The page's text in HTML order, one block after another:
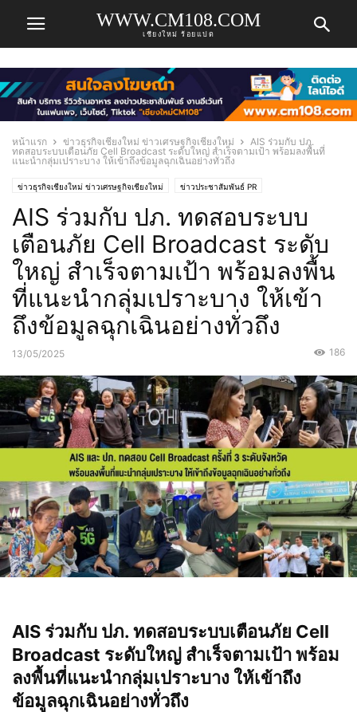
WWW.CM108.COM
เชียงใหม่ ร้อยแปด
หน้าแรก ข่าวธุรกิจเชียงใหม่ ข่าวเศรษฐกิจเชียงใหม่
AIS ร่วมกับ ปภ.
ทดสอบระบบเตือนภัย Cell Broadcast ระดับใหญ่ สำเร็จตามเป้า พร้อมลงพื้นที่
แนะนำกลุ่มเปราะบาง ให้เข้าถึงข้อมูลฉุกเฉินอย่างทั่วถึง
ข่าวธุรกิจเชียงใหม่ ข่าวเศรษฐกิจเชียงใหม่ ข่าวประชาสัมพันธ์ PR
AIS ร่วมกับ ปภ. ทดสอบระบบ
เตือนภัย Cell Broadcast ระดับ
ใหญ่ สำเร็จตามเป้า พร้อมลงพื้น
ที่แนะนำกลุ่มเปราะบาง ให้เข้า
ถึงข้อมูลฉุกเฉินอย่างทั่วถึง
13/05/2025 186
AIS ร่วมกับ ปภ. ทดสอบระบบเตือนภัย Cell
Broadcast ระดับใหญ่ สำเร็จตามเป้าพร้อม
ลงพื้นที่แนะนำกลุ่มเปราะบาง ให้เข้าถึง
ข้อมูลฉุกเฉินอย่างทั่วถึง